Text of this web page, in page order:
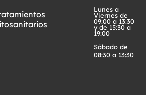
Lunes a
Viernes de
09:00 a 13:30
y de 15:30 a
19:00
Sábado de
08:30 a 13:30